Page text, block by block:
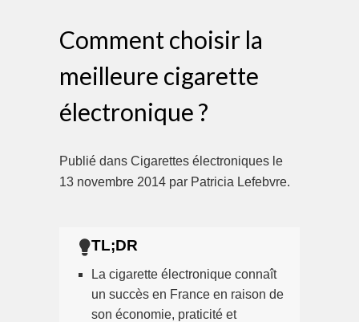
Comment choisir la
meilleure cigarette
électronique ?
Publié dans Cigarettes électroniques le
13 novembre 2014 par Patricia Lefebvre.
La cigarette électronique connaît
un succès en France en raison de
son économie, praticité et